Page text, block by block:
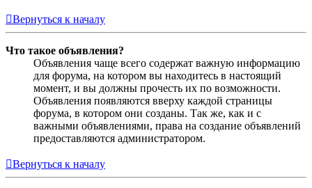
Вернуться к началу
Что такое объявления?
Объявления чаще всего содержат важную информацию
для форума, на котором вы находитесь в настоящий
момент, и вы должны прочесть их по возможности.
Объявления появляются вверху каждой страницы
форума, в котором они созданы. Так же, как и с
важными объявлениями, права на создание объявлений
предоставляются администратором.
Вернуться к началу